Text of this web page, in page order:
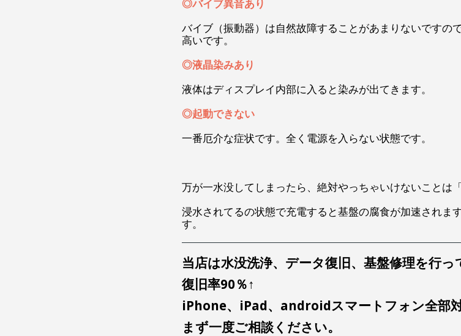
◎バイブ異音あり
バイブ（振動器）は自然故障することがあまりないですの
高いです。
◎液晶染みあり
液体はディスプレイ内部に入ると染みが出てきます。
◎起動できない
一番厄介な症状です。全く電源を入らない状態です。
万が一水没してしまったら、絶対やっちゃいけないことは
浸水されてるの状態で充電すると基盤の腐食が加速されま
す。
当店は水没洗浄、データ復旧、基盤修理を行っ
復旧率90％↑
iPhone、iPad、androidスマートフォン全部対
まず一度ご相談ください。